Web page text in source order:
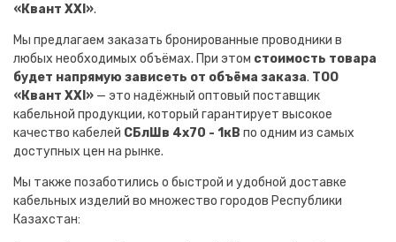
«Квант XXI».
Мы предлагаем заказать бронированные проводники в
любых необходимых объёмах. При этом стоимость товара
будет напрямую зависеть от объёма заказа. ТОО
«Квант XXI» — это надёжный оптовый поставщик
кабельной продукции, который гарантирует высокое
качество кабелей СБлШв 4х70 - 1кВ по одним из самых
доступных цен на рынке.
Мы также позаботились о быстрой и удобной доставке
кабельных изделий во множество городов Республики
Казахстан: